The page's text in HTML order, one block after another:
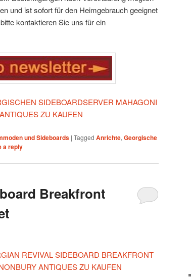
und ist sofort für den Heimgebrauch geeignet
kontaktieren Sie uns für ein
SIDEBOARDSERVER MAHAGONI
ZU KAUFEN
und Sideboards | Tagged Anrichte, Georgische
a reply
Breakfront
REVIVAL SIDEBOARD BREAKFRONT
ANTIQUES ZU KAUFEN